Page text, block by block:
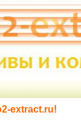
extract.ru!